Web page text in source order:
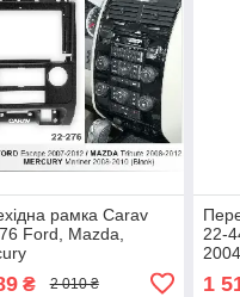
рамка Carav
Ford, Mazda,
₴ 2 010 ₴
22-
1